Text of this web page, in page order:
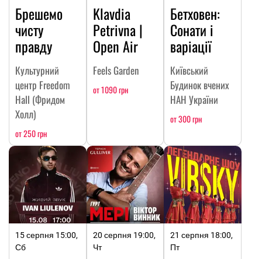
Брешемо
чисту
правду
Культурний
центр Freedom
Hall (Фридом
Холл)
от 250 грн
Klavdia
Petrivna |
Open Air
Feels Garden
от 1090 грн
Бетховен:
Сонати і
варіації
Київський
Будинок вчених
НАН України
от 300 грн
15 серпня 15:00,
Сб
20 серпня 19:00,
Чт
21 серпня 18:00,
Пт